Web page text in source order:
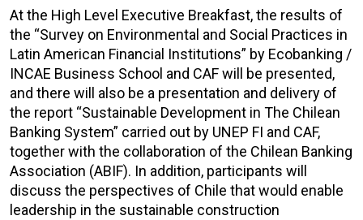
At the High Level Executive Breakfast, the results of
the “Survey on Environmental and Social Practices in
Latin American Financial Institutions” by Ecobanking /
INCAE Business School and CAF will be presented,
and there will also be a presentation and delivery of
the report “Sustainable Development in The Chilean
Banking System” carried out by UNEP FI and CAF,
together with the collaboration of the Chilean Banking
Association (ABIF). In addition, participants will
discuss the perspectives of Chile that would enable
leadership in the sustainable construction